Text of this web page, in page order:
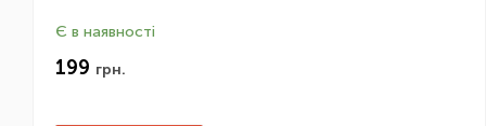
Є в наявності
199 грн.